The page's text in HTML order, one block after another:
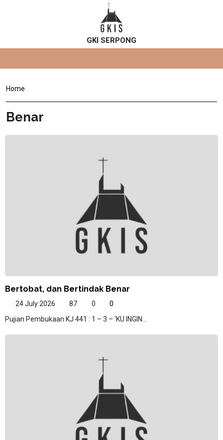
GKI SERPONG
Home
Benar
Bertobat, dan Bertindak Benar
24 July 2026 87 0
0
Pujian Pembukaan KJ 441 : 1 – 3 – ‘KU INGIN...